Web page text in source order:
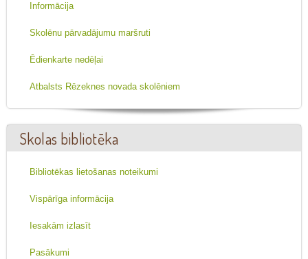
Informācija
Skolēnu pārvadājumu maršruti
Ēdienkarte nedēļai
Atbalsts Rēzeknes novada skolēniem
Skolas bibliotēka
Bibliotēkas lietošanas noteikumi
Vispārīga informācija
Iesakām izlasīt
Pasākumi